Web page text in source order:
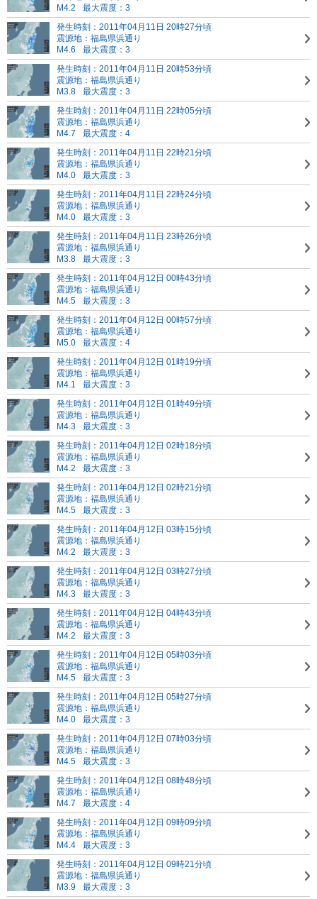
M4.2
最大震度：3
発生時刻：2011年04月11日 20時27分頃
震源地：福島県浜通り
M4.6
最大震度：3
発生時刻：2011年04月11日 20時53分頃
震源地：福島県浜通り
M3.8
最大震度：3
発生時刻：2011年04月11日 22時05分頃
震源地：福島県浜通り
M4.7
最大震度：4
発生時刻：2011年04月11日 22時21分頃
震源地：福島県浜通り
M4.0
最大震度：3
発生時刻：2011年04月11日 22時24分頃
震源地：福島県浜通り
M4.0
最大震度：3
発生時刻：2011年04月11日 23時26分頃
震源地：福島県浜通り
M3.8
最大震度：3
発生時刻：2011年04月12日 00時43分頃
震源地：福島県浜通り
M4.5
最大震度：3
発生時刻：2011年04月12日 00時57分頃
震源地：福島県浜通り
M5.0
最大震度：4
発生時刻：2011年04月12日 01時19分頃
震源地：福島県浜通り
M4.1
最大震度：3
発生時刻：2011年04月12日 01時49分頃
震源地：福島県浜通り
M4.3
最大震度：3
発生時刻：2011年04月12日 02時18分頃
震源地：福島県浜通り
M4.2
最大震度：3
発生時刻：2011年04月12日 02時21分頃
震源地：福島県浜通り
M4.5
最大震度：3
発生時刻：2011年04月12日 03時15分頃
震源地：福島県浜通り
M4.2
最大震度：3
発生時刻：2011年04月12日 03時27分頃
震源地：福島県浜通り
M4.3
最大震度：3
発生時刻：2011年04月12日 04時43分頃
震源地：福島県浜通り
M4.2
最大震度：3
発生時刻：2011年04月12日 05時03分頃
震源地：福島県浜通り
M4.5
最大震度：3
発生時刻：2011年04月12日 05時27分頃
震源地：福島県浜通り
M4.0
最大震度：3
発生時刻：2011年04月12日 07時03分頃
震源地：福島県浜通り
M4.5
最大震度：3
発生時刻：2011年04月12日 08時48分頃
震源地：福島県浜通り
M4.7
最大震度：4
発生時刻：2011年04月12日 09時09分頃
震源地：福島県浜通り
M4.4
最大震度：3
発生時刻：2011年04月12日 09時21分頃
震源地：福島県浜通り
M3.9
最大震度：3